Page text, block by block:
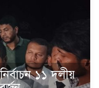
১১ দলীয়